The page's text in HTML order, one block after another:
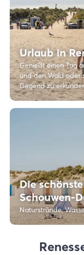
Urlaub in
Genießt einen Tag
und den Wald oder
Gegend zu
Die
Schouwen-
Naturstrände,